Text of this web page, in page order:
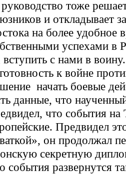
руководство тоже
и откладывает
на более
успехами в
вступить с нами в
к войне
начать боевые
данные, что
что события на
Предвидел
он продолжал
секретную
события развернутся